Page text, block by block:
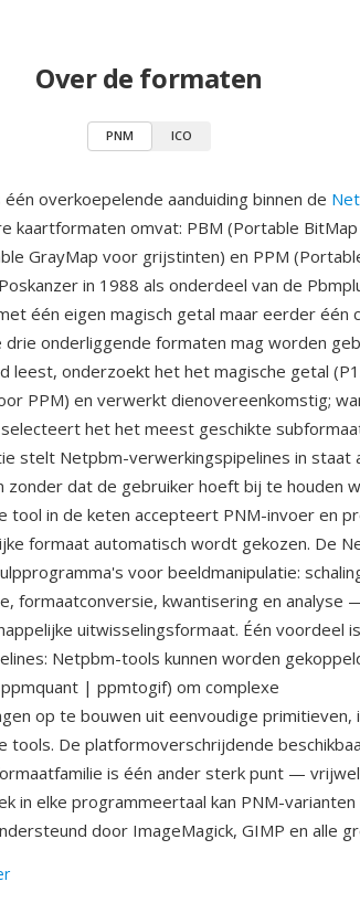
Over de formaten
PNM ICO
overkoepelende aanduiding binnen de
kaartformaten omvat: PBM (Portable
GrayMap voor grijstinten) en PPM
in 1988 als onderdeel van de
één eigen magisch getal maar eerder één
onderliggende formaten mag worden
leest, onderzoekt het het magische getal
PPM) en verwerkt dienovereenkomstig;
het het meest geschikte
stelt Netpbm-verwerkingspipelines in staat
dat de gebruiker hoeft bij te houden
tool in de keten accepteert PNM-invoer en
formaat automatisch wordt gekozen. De
voor beeldmanipulatie:
formaatconversie, kwantisering en analyse
uitwisselingsformaat. Één voordeel
Netpbm-tools kunnen worden
| ppmtogif) om complexe
op te bouwen uit eenvoudige primitieven,
tools. De platformoverschrijdende
is één ander sterk punt —
in elke programmeertaal kan PNM-varianten
door ImageMagick, GIMP en alle